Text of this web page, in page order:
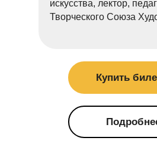
Купить
искусства, лектор,
Творческого Союза